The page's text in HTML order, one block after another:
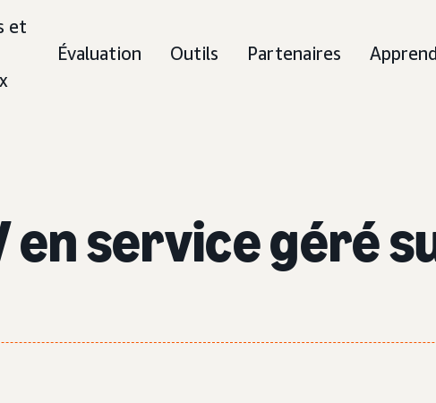
et
Évaluation Outils Partenaires
en service géré